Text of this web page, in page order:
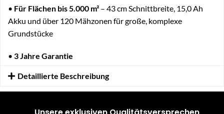
• Für Flächen bis 5.000 m² – 43 cm Schnittbreite, 15,0 Ah
Akku und über 120 Mähzonen für große, komplexe
Grundstücke
• 3 Jahre Garantie
Detaillierte Beschreibung